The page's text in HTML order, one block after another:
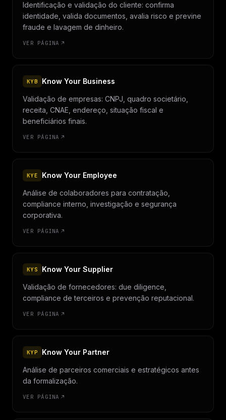
Identificação e validação do cliente: confirma
identidade, valida documentos, avalia risco e previne
fraude e lavagem de dinheiro.
VER PÁGINA
KYB Know Your Business
Validação de empresas: CNPJ, quadro societário,
receita, CNAE, endereço, situação fiscal e
beneficiários finais.
VER PÁGINA
KYE Know Your Employee
Análise de colaboradores para contratação,
compliance interno, investigação e segurança
corporativa.
VER PÁGINA
KYS Know Your Supplier
Validação de fornecedores: due diligence,
compliance de terceiros e prevenção reputacional.
VER PÁGINA
KYP Know Your Partner
Análise de parceiros comerciais e estratégicos antes
da formalização.
VER PÁGINA